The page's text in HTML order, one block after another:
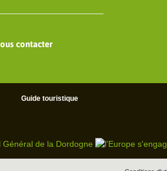
contacter
Guide touristique